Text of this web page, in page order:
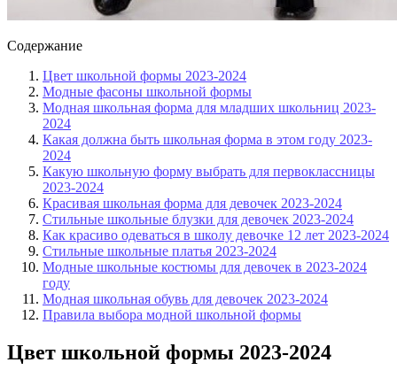
Содержание
Цвет школьной формы 2023-2024
Модные фасоны школьной формы
Модная школьная форма для младших школьниц 2023-
2024
Какая должна быть школьная форма в этом году 2023-
2024
Какую школьную форму выбрать для первоклассницы
2023-2024
Красивая школьная форма для девочек 2023-2024
Стильные школьные блузки для девочек 2023-2024
Как красиво одеваться в школу девочке 12 лет 2023-2024
Стильные школьные платья 2023-2024
Модные школьные костюмы для девочек в 2023-2024
году
Модная школьная обувь для девочек 2023-2024
Правила выбора модной школьной формы
Цвет школьной формы 2023-2024